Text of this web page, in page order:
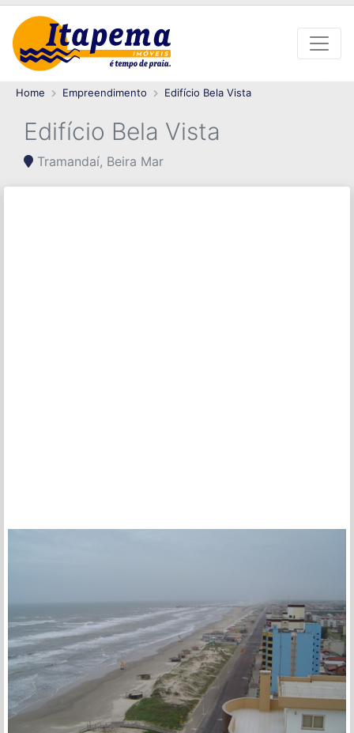
Home Empreendimento Edifício Bela Vista
Edifício Bela Vista
Tramandaí, Beira Mar